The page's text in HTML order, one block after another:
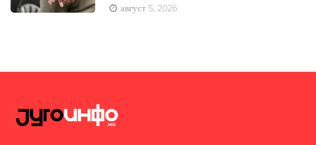
август 5, 2026